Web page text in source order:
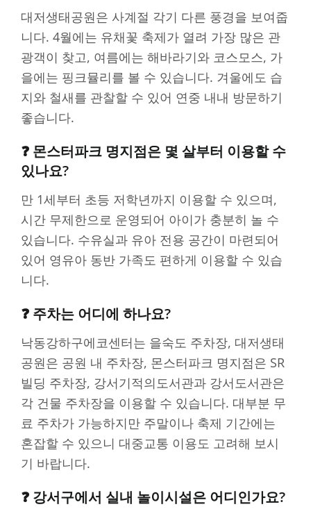
대저생태공원은 사계절 각기 다른 풍경을 보여줍
니다. 4월에는 유채꽃 축제가 열려 가장 많은 관
광객이 찾고, 여름에는 해바라기와 코스모스, 가
을에는 핑크뮬리를 볼 수 있습니다. 겨울에도 습
지와 철새를 관찰할 수 있어 연중 내내 방문하기
좋습니다.
❓ 몬스터파크 명지점은 몇 살부터 이용할 수
있나요?
만 1세부터 초등 저학년까지 이용할 수 있으며,
시간 무제한으로 운영되어 아이가 충분히 놀 수
있습니다. 수유실과 유아 전용 공간이 마련되어
있어 영유아 동반 가족도 편하게 이용할 수 있습
니다.
❓ 주차는 어디에 하나요?
낙동강하구에코센터는 을숙도 주차장, 대저생태
공원은 공원 내 주차장, 몬스터파크 명지점은 SR
빌딩 주차장, 강서기적의도서관과 강서도서관은
각 건물 주차장을 이용할 수 있습니다. 대부분 무
료 주차가 가능하지만 주말이나 축제 기간에는
혼잡할 수 있으니 대중교통 이용도 고려해 보시
기 바랍니다.
❓ 강서구에서 실내 놀이시설은 어디인가요?